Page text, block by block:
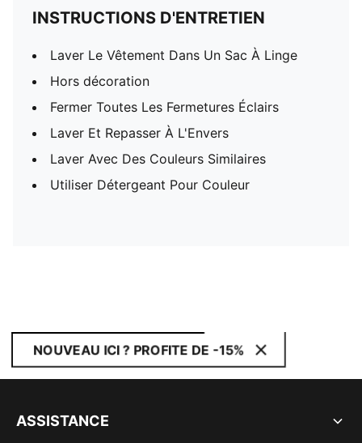
INSTRUCTIONS D'ENTRETIEN
Laver Le Vêtement Dans Un Sac À Linge
Hors décoration
Fermer Toutes Les Fermetures Éclairs
Laver Et Repasser À L'Envers
Laver Avec Des Couleurs Similaires
Utiliser Détergeant Pour Couleur
NOUVEAU ICI ? PROFITE DE -15%
ASSISTANCE